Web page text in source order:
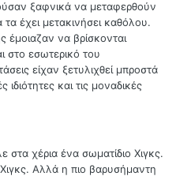
ξαφνικά να μεταφερθούν
έχει μετακινήσει καθόλου.
έμοιαζαν να βρίσκονται
στο εσωτερικό του
είχαν ξετυλιχθεί μπροστά
και τις μοναδικές
χέρια ένα σωματίδιο Χιγκς.
Αλλά η πιο βαρυσήμαντη